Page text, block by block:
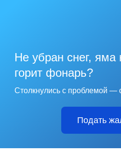
Не убран снег, яма
горит фонарь?
Столкнулись с проблемой —
Подать